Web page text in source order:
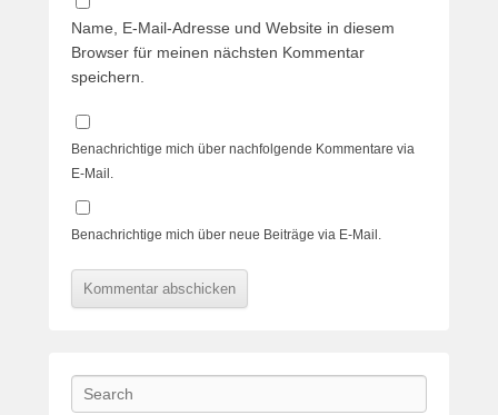
Name, E-Mail-Adresse und Website in diesem
Browser für meinen nächsten Kommentar
speichern.
Benachrichtige mich über nachfolgende Kommentare via
E-Mail.
Benachrichtige mich über neue Beiträge via E-Mail.
Search